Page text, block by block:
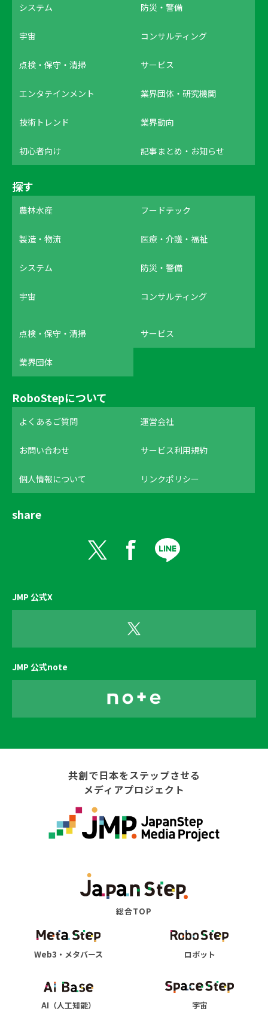
システム 防災・警備
宇宙 コンサルティング
点検・保守・清掃 サービス
エンタテインメント 業界団体・研究機関
技術トレンド 業界動向
初心者向け 記事まとめ・お知らせ
探す
農林水産 フードテック
製造・物流 医療・介護・福祉
システム 防災・警備
宇宙 コンサルティング
点検・保守・清掃 サービス
業界団体
RoboStepについて
よくあるご質問 運営会社
お問い合わせ サービス利用規約
個人情報について リンクポリシー
share
JMP 公式X
JMP 公式note
共創で日本をステップさせる
メディアプロジェクト
総合TOP
Web3・メタバース ロボット
AI（人工知能） 宇宙